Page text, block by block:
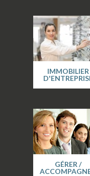
IMMOBILIER
GÉRER /